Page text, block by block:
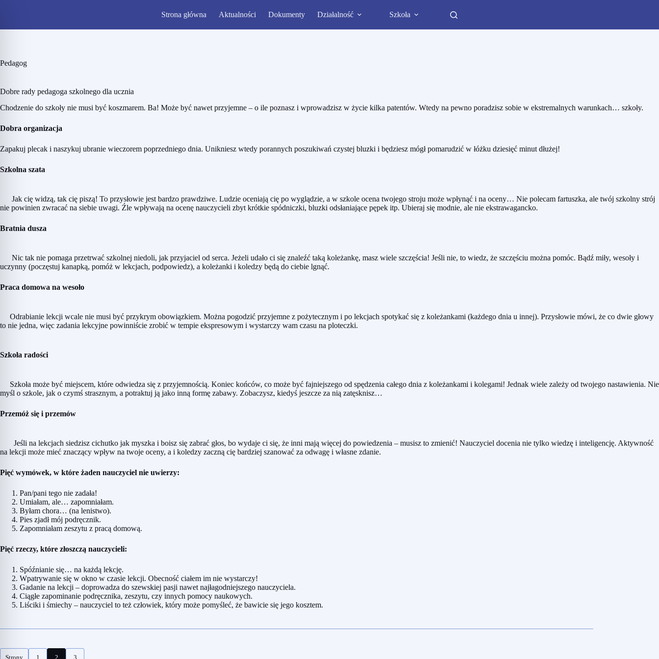
Strona główna Aktualności Dokumenty Działalność Szkoła
Pedagog
Dobre rady pedagoga szkolnego dla ucznia
Chodzenie do szkoły nie musi być koszmarem. Ba! Może być nawet przyjemne – o ile poznasz i wprowadzisz w życie kilka patentów. Wtedy na pewno poradzisz sobie w ekstremalnych warunkach… szkoły.
Dobra organizacja
Zapakuj plecak i naszykuj ubranie wieczorem poprzedniego dnia. Unikniesz wtedy porannych poszukiwań czystej bluzki i będziesz mógł pomarudzić w łóżku dziesięć minut dłużej!
Szkolna szata
Jak cię widzą, tak cię piszą! To przysłowie jest bardzo prawdziwe. Ludzie oceniają cię po wyglądzie, a w szkole ocena twojego stroju może wpłynąć i na oceny… Nie polecam fartuszka, ale twój szkolny strój
nie powinien zwracać na siebie uwagi. Źle wpływają na ocenę nauczycieli zbyt krótkie spódniczki, bluzki odsłaniające pępek itp. Ubieraj się modnie, ale nie ekstrawagancko.
Bratnia dusza
Nic tak nie pomaga przetrwać szkolnej niedoli, jak przyjaciel od serca. Jeżeli udało ci się znaleźć taką koleżankę, masz wiele szczęścia! Jeśli nie, to wiedz, że szczęściu można pomóc. Bądź miły, wesoły i
uczynny (poczęstuj kanapką, pomóż w lekcjach, podpowiedz), a koleżanki i koledzy będą do ciebie lgnąć.
Praca domowa na wesoło
Odrabianie lekcji wcale nie musi być przykrym obowiązkiem. Można pogodzić przyjemne z pożytecznym i po lekcjach spotykać się z koleżankami (każdego dnia u innej). Przysłowie mówi, że co dwie głowy
to nie jedna, więc zadania lekcyjne powinniście zrobić w tempie ekspresowym i wystarczy wam czasu na ploteczki.
Szkoła radości
Szkoła może być miejscem, które odwiedza się z przyjemnością. Koniec końców, co może być fajniejszego od spędzenia całego dnia z koleżankami i kolegami! Jednak wiele zależy od twojego nastawienia. Nie
myśl o szkole, jak o czymś strasznym, a potraktuj ją jako inną formę zabawy. Zobaczysz, kiedyś jeszcze za nią zatęsknisz…
Przemóż się i przemów
Jeśli na lekcjach siedzisz cichutko jak myszka i boisz się zabrać głos, bo wydaje ci się, że inni mają więcej do powiedzenia – musisz to zmienić! Nauczyciel docenia nie tylko wiedzę i inteligencję. Aktywność
na lekcji może mieć znaczący wpływ na twoje oceny, a i koledzy zaczną cię bardziej szanować za odwagę i własne zdanie.
Pięć wymówek, w które żaden nauczyciel nie uwierzy:
Pan/pani tego nie zadała!
Umiałam, ale… zapomniałam.
Byłam chora… (na lenistwo).
Pies zjadł mój podręcznik.
Zapomniałam zeszytu z pracą domową.
Pięć rzeczy, które złoszczą nauczycieli:
Spóźnianie się… na każdą lekcję.
Wpatrywanie się w okno w czasie lekcji. Obecność ciałem im nie wystarczy!
Gadanie na lekcji – doprowadza do szewskiej pasji nawet najłagodniejszego nauczyciela.
Ciągłe zapominanie podręcznika, zeszytu, czy innych pomocy naukowych.
Liściki i śmiechy – nauczyciel to też człowiek, który może pomyśleć, że bawicie się jego kosztem.
Strony 1 2 3